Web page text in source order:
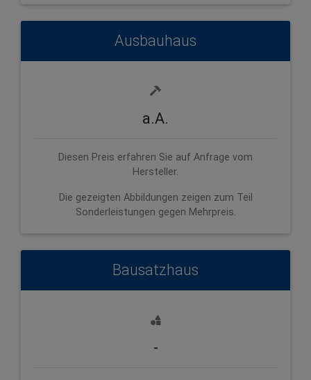
Ausbauhaus
a.A.
Diesen Preis erfahren Sie auf Anfrage vom
Hersteller.
Die gezeigten Abbildungen zeigen zum Teil
Sonderleistungen gegen Mehrpreis.
Bausatzhaus
-